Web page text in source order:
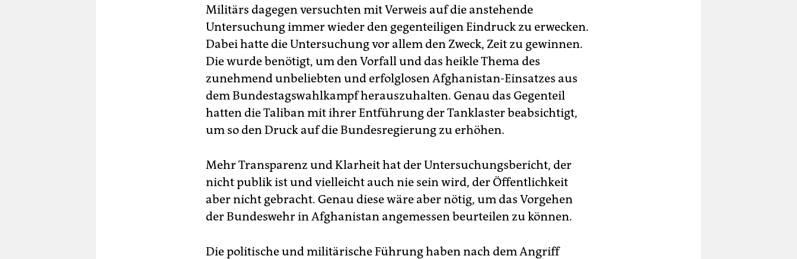
Militärs dagegen versuchten mit Verweis auf die anstehende
Untersuchung immer wieder den gegenteiligen Eindruck zu erwecken.
Dabei hatte die Untersuchung vor allem den Zweck, Zeit zu gewinnen.
Die wurde benötigt, um den Vorfall und das heikle Thema des
zunehmend unbeliebten und erfolglosen Afghanistan-Einsatzes aus
dem Bundestagswahlkampf herauszuhalten. Genau das Gegenteil
hatten die Taliban mit ihrer Entführung der Tanklaster beabsichtigt,
um so den Druck auf die Bundesregierung zu erhöhen.
Mehr Transparenz und Klarheit hat der Untersuchungsbericht, der
nicht publik ist und vielleicht auch nie sein wird, der Öffentlichkeit
aber nicht gebracht. Genau diese wäre aber nötig, um das Vorgehen
der Bundeswehr in Afghanistan angemessen beurteilen zu können.
Die politische und militärische Führung haben nach dem Angriff